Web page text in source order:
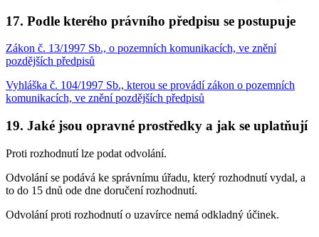
17. Podle kterého právního předpisu se postupuje
Zákon č. 13/1997 Sb., o pozemních komunikacích, ve znění
pozdějších předpisů
Vyhláška č. 104/1997 Sb., kterou se provádí zákon o pozemních
komunikacích, ve znění pozdějších předpisů
19. Jaké jsou opravné prostředky a jak se uplatňují
Proti rozhodnutí lze podat odvolání.
Odvolání se podává ke správnímu úřadu, který rozhodnutí vydal, a
to do 15 dnů ode dne doručení rozhodnutí.
Odvolání proti rozhodnutí o uzavírce nemá odkladný účinek.